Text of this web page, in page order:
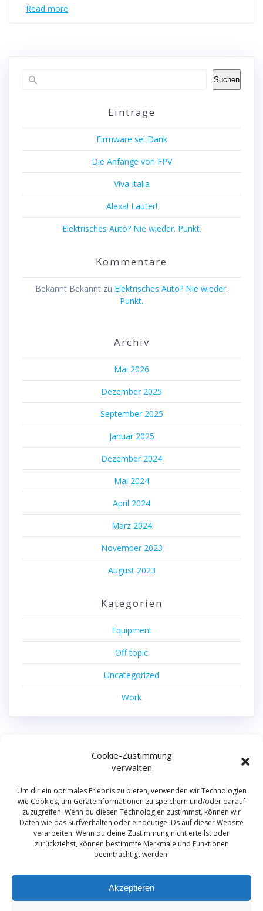
Cookie-Zustimmung
verwalten
Um dir ein optimales Erlebnis zu bieten, verwenden wir Technologien
wie Cookies, um Geräteinformationen zu speichern und/oder darauf
zuzugreifen. Wenn du diesen Technologien zustimmst, können wir
Daten wie das Surfverhalten oder eindeutige IDs auf dieser Website
verarbeiten. Wenn du deine Zustimmung nicht erteilst oder
zurückziehst, können bestimmte Merkmale und Funktionen
beeinträchtigt werden.
Akzeptieren
Read more
Suchen
Einträge
Firmware sei Dank
Die Anfänge von FPV
Viva Italia
Alexa! Lauter!
Elektrisches Auto? Nie wieder. Punkt.
Kommentare
Bekannt Bekannt zu Elektrisches Auto? Nie wieder.
Punkt.
Archiv
Mai 2026
Dezember 2025
September 2025
Januar 2025
Dezember 2024
Mai 2024
April 2024
März 2024
November 2023
August 2023
Kategorien
Equipment
Off topic
Uncategorized
Work
machdas filmproduktion
Film
Kamerateam
German Camera Crew
Privacy Policy